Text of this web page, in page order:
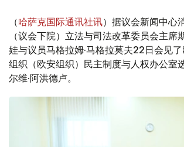
（哈萨克国际通讯社讯）据议会新闻中心
（议会下院）立法与司法改革委员会主席
娃与议员马格拉姆·马格拉莫夫22日会见
组织（欧安组织）民主制度与人权办公室
尔维·阿洪德卢。